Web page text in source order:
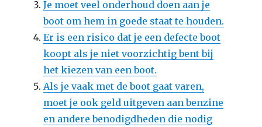
Je moet veel onderhoud doen aan je
boot om hem in goede staat te houden.
Er is een risico dat je een defecte boot
koopt als je niet voorzichtig bent bij
het kiezen van een boot.
Als je vaak met de boot gaat varen,
moet je ook geld uitgeven aan benzine
en andere benodigdheden die nodig